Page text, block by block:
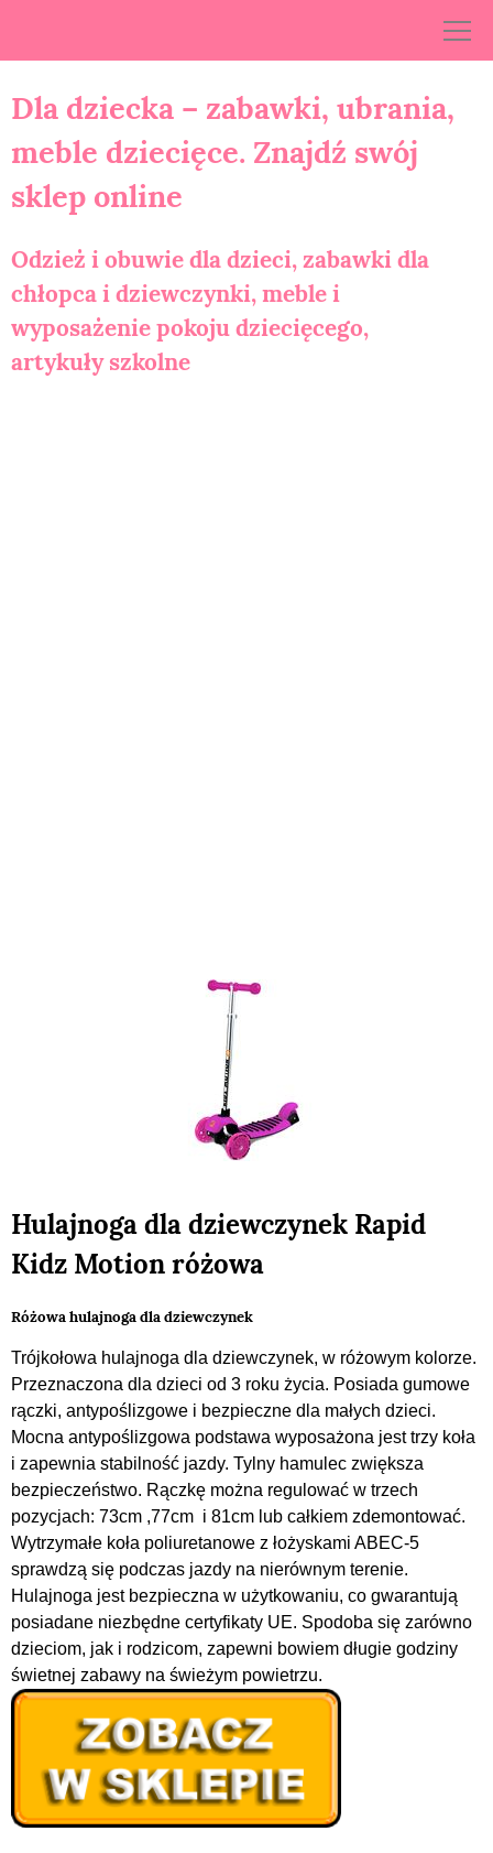
Dla dziecka – zabawki, ubrania,
meble dziecięce. Znajdź swój
sklep online
Odzież i obuwie dla dzieci, zabawki dla
chłopca i dziewczynki, meble i
wyposażenie pokoju dziecięcego,
artykuły szkolne
Hulajnoga dla dziewczynek Rapid
Kidz Motion różowa
Różowa hulajnoga dla dziewczynek
Trójkołowa hulajnoga dla dziewczynek, w różowym kolorze.
Przeznaczona dla dzieci od 3 roku życia. Posiada gumowe
rączki, antypoślizgowe i bezpieczne dla małych dzieci.
Mocna antypoślizgowa podstawa wyposażona jest trzy koła
i zapewnia stabilność jazdy. Tylny hamulec zwiększa
bezpieczeństwo. Rączkę można regulować w trzech
pozycjach: 73cm ,77cm i 81cm lub całkiem zdemontować.
Wytrzymałe koła poliuretanowe z łożyskami ABEC-5
sprawdzą się podczas jazdy na nierównym terenie.
Hulajnoga jest bezpieczna w użytkowaniu, co gwarantują
posiadane niezbędne certyfikaty UE. Spodoba się zarówno
dzieciom, jak i rodzicom, zapewni bowiem długie godziny
świetnej zabawy na świeżym powietrzu.